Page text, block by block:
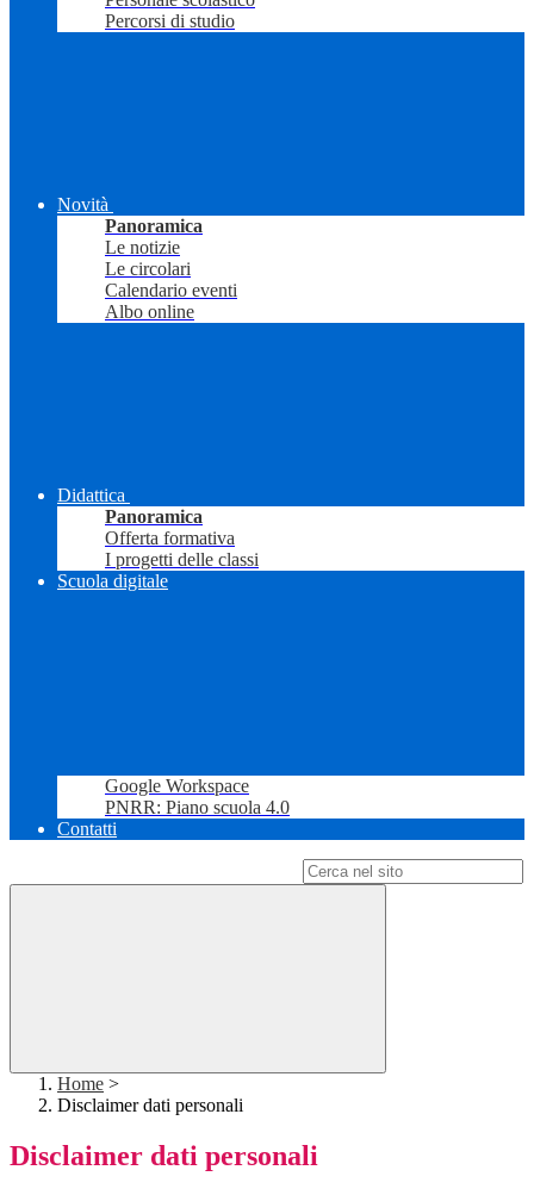
Percorsi di studio
Novità
Panoramica
Le notizie
Le circolari
Calendario eventi
Albo online
Didattica
Panoramica
Offerta formativa
I progetti delle classi
Scuola digitale
Google Workspace
PNRR: Piano scuola 4.0
Contatti
Home >
Disclaimer dati personali
Disclaimer dati personali